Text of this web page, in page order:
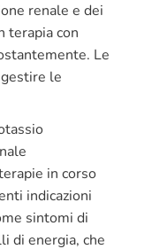
renale e dei
terapia con
Le
le
in corso
indicazioni
sintomi di
di energia, che